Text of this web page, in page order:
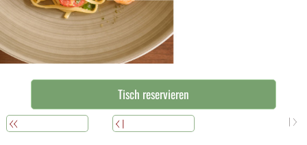
Tisch reservieren